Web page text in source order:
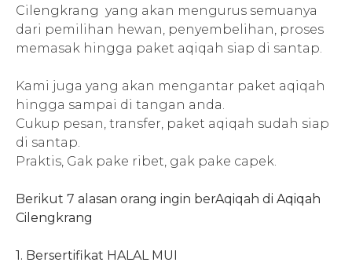
Cilengkrang yang akan mengurus semuanya
dari pemilihan hewan, penyembelihan, proses
memasak hingga paket aqiqah siap di santap.
Kami juga yang akan mengantar paket aqiqah
hingga sampai di tangan anda.
Cukup pesan, transfer, paket aqiqah sudah siap
di santap.
Praktis, Gak pake ribet, gak pake capek.
Berikut 7 alasan orang ingin berAqiqah di Aqiqah
Cilengkrang
1. Bersertifikat HALAL MUI